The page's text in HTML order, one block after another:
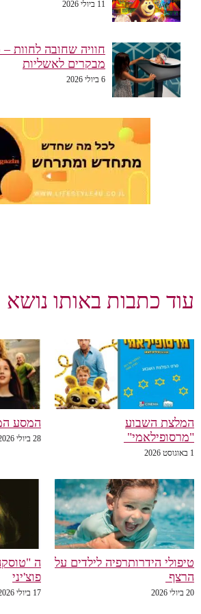
11 ביולי 2026
חוויה שחובה לחוות –
מבקרים לאשליות
6 ביולי 2026
כתבות באותו נושא
השבוע
המסע
הידרותרפיה לילדים על
ה
פוצ'יני